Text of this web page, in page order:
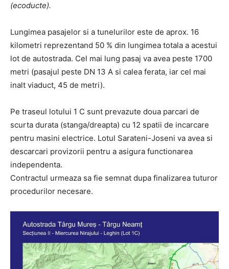
(ecoducte).
Lungimea pasajelor si a tunelurilor este de aprox. 16
kilometri reprezentand 50 % din lungimea totala a acestui
lot de autostrada. Cel mai lung pasaj va avea peste 1700
metri (pasajul peste DN 13 A si calea ferata, iar cel mai
inalt viaduct, 45 de metri).
Pe traseul lotului 1 C sunt prevazute doua parcari de
scurta durata (stanga/dreapta) cu 12 spatii de incarcare
pentru masini electrice. Lotul Sarateni-Joseni va avea si
descarcari provizorii pentru a asigura functionarea
independenta.
Contractul urmeaza sa fie semnat dupa finalizarea tuturor
procedurilor necesare.